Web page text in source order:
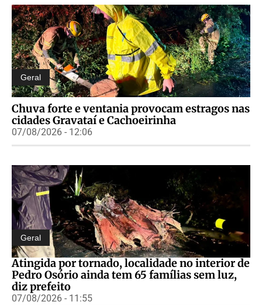
Geral
Chuva forte e ventania provocam estragos nas
cidades Gravataí e Cachoeirinha
07/08/2026 - 12:06
Geral
Atingida por tornado, localidade no interior de
Pedro Osório ainda tem 65 famílias sem luz,
diz prefeito
07/08/2026 - 11:55